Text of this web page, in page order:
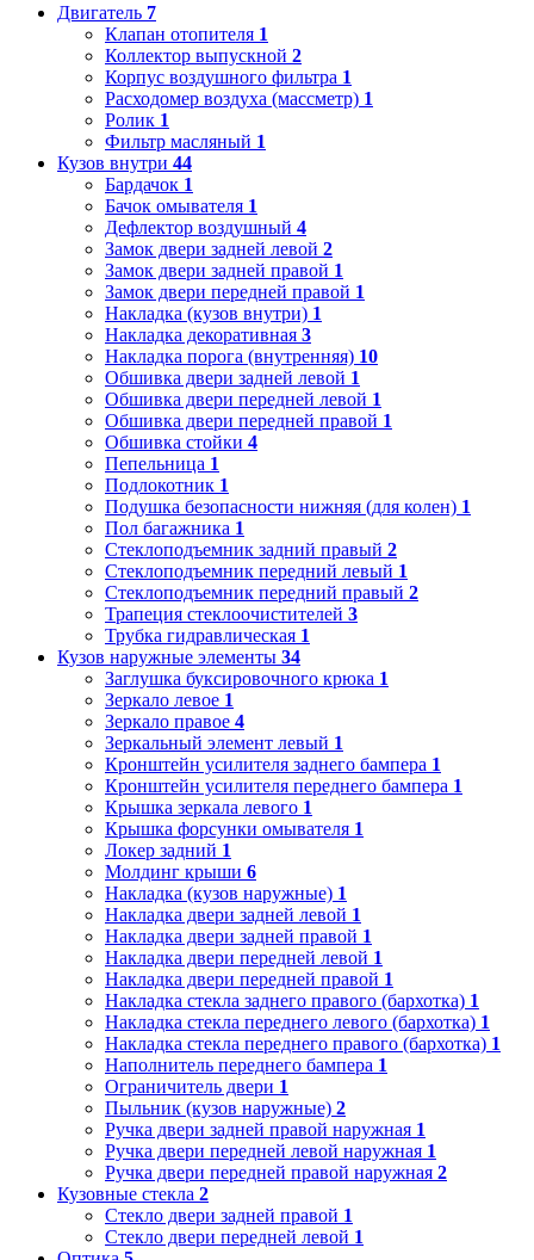
Двигатель 7
Клапан отопителя 1
Коллектор выпускной 2
Корпус воздушного фильтра 1
Расходомер воздуха (массметр) 1
Ролик 1
Фильтр масляный 1
Кузов внутри 44
Бардачок 1
Бачок омывателя 1
Дефлектор воздушный 4
Замок двери задней левой 2
Замок двери задней правой 1
Замок двери передней правой 1
Накладка (кузов внутри) 1
Накладка декоративная 3
Накладка порога (внутренняя) 10
Обшивка двери задней левой 1
Обшивка двери передней левой 1
Обшивка двери передней правой 1
Обшивка стойки 4
Пепельница 1
Подлокотник 1
Подушка безопасности нижняя (для колен) 1
Пол багажника 1
Стеклоподъемник задний правый 2
Стеклоподъемник передний левый 1
Стеклоподъемник передний правый 2
Трапеция стеклоочистителей 3
Трубка гидравлическая 1
Кузов наружные элементы 34
Заглушка буксировочного крюка 1
Зеркало левое 1
Зеркало правое 4
Зеркальный элемент левый 1
Кронштейн усилителя заднего бампера 1
Кронштейн усилителя переднего бампера 1
Крышка зеркала левого 1
Крышка форсунки омывателя 1
Локер задний 1
Молдинг крыши 6
Накладка (кузов наружные) 1
Накладка двери задней левой 1
Накладка двери задней правой 1
Накладка двери передней левой 1
Накладка двери передней правой 1
Накладка стекла заднего правого (бархотка) 1
Накладка стекла переднего левого (бархотка) 1
Накладка стекла переднего правого (бархотка) 1
Наполнитель переднего бампера 1
Ограничитель двери 1
Пыльник (кузов наружные) 2
Ручка двери задней правой наружная 1
Ручка двери передней левой наружная 1
Ручка двери передней правой наружная 2
Кузовные стекла 2
Стекло двери задней правой 1
Стекло двери передней левой 1